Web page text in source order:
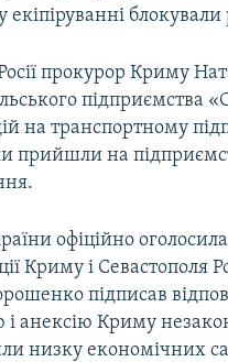
екіпіруванні
прокурор Криму
підприємства
на транспортному
прийшли на
офіційно
Криму і Севастополя
підписав
анексію Криму
низку економічних